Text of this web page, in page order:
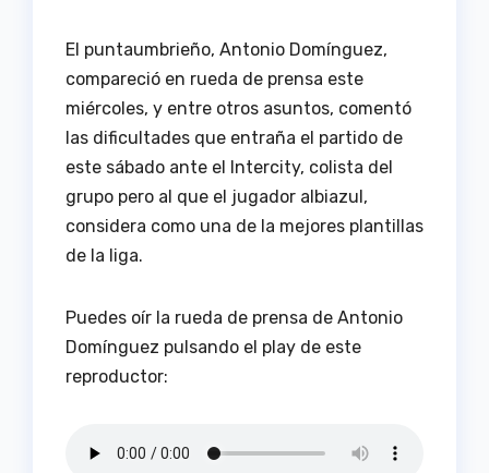
El puntaumbrieño, Antonio Domínguez,
compareció en rueda de prensa este
miércoles, y entre otros asuntos, comentó
las dificultades que entraña el partido de
este sábado ante el Intercity, colista del
grupo pero al que el jugador albiazul,
considera como una de la mejores plantillas
de la liga.
Puedes oír la rueda de prensa de Antonio
Domínguez pulsando el play de este
reproductor: